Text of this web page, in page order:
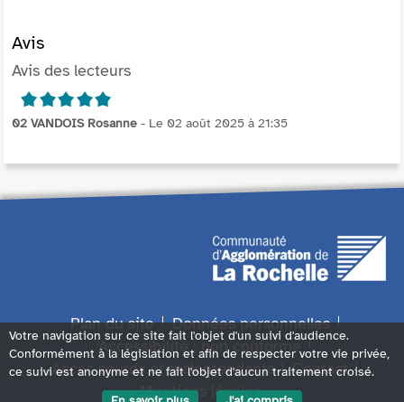
Avis
Avis des lecteurs
5/5
02 VANDOIS Rosanne - Le 02 août 2025 à 21:35
Plan du site
Données personnelles
Accessibilité : non conforme
Accès sourds et malentendants
Contact
Mentions légales
Votre navigation sur ce site fait l'objet d'un suivi d'audience.
Conformément à la législation et afin de respecter votre vie privée,
ce suivi est anonyme et ne fait l'objet d'aucun traitement croisé.